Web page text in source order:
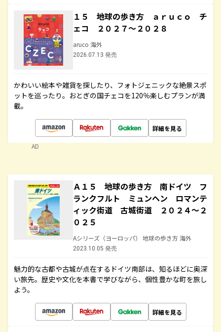
１５ 地球の歩き方 ａｒｕｃｏ チ
ェコ ２０２７～２０２８
aruco 海外
2026.07.13 発売
かわいい絵本や雑貨を探したり、フォトジェニックな絶景スポ
ットを巡ったり。おとぎの国チェコを120％楽しむプランが満
載。
詳細を見る
AD
Ａ１５ 地球の歩き方 南ドイツ フ
ランクフルト ミュンヘン ロマンテ
ィック街道 古城街道 ２０２４～２
０２５
Aシリーズ（ヨーロッパ） 地球の歩き方 海外
2023.10.05 発売
魅力的な古都や古城が点在するドイツ南部は、知るほどに奥深
い旅先。歴史や文化を本書で学びながら、個性豊かな町を旅し
よう。
詳細を見る